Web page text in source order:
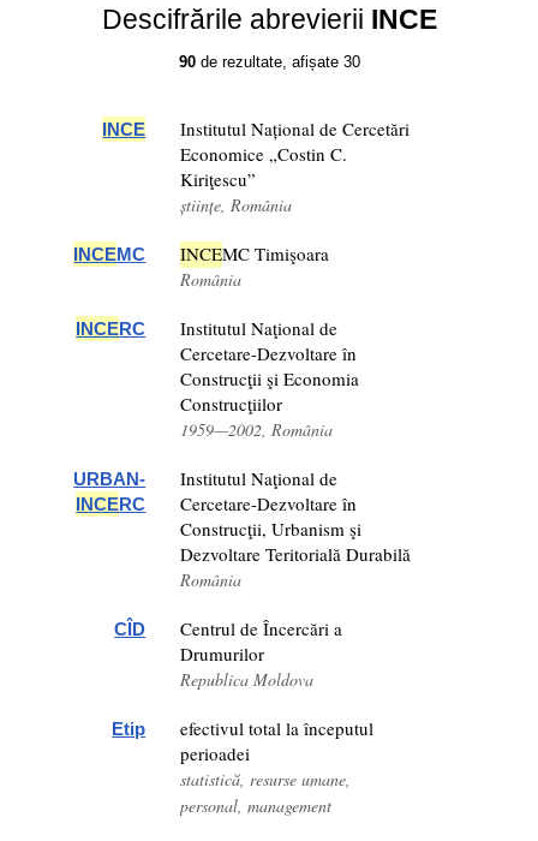
Descifrările abrevierii INCE
90de rezultate, afișate 30
INCE
Institutul Național de Cercetări
Economice „Costin C.
Kiriţescu”
științe, România
INCEMC INCEMC Timişoara
România
INCERC
Institutul Naţional de
Cercetare-Dezvoltare în
Construcţii şi Economia
Construcţiilor
1959—2002, România
URBAN-
INCERC
Institutul Naţional de
Cercetare-Dezvoltare în
Construcţii, Urbanism şi
Dezvoltare Teritorială Durabilă
România
CÎD
Centrul de Încercări a
Drumurilor
Republica Moldova
Etip
efectivul total la începutul
perioadei
statistică, resurse umane,
personal, management